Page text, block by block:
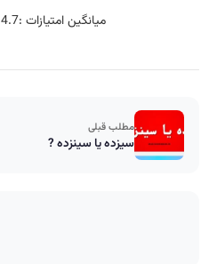
میانگین امتیازات :4.7
مطلب قبلی
سیزده یا سینزده ?